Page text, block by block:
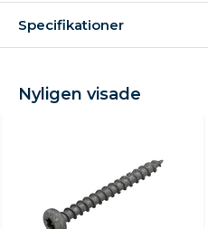
Specifikationer
Nyligen visade